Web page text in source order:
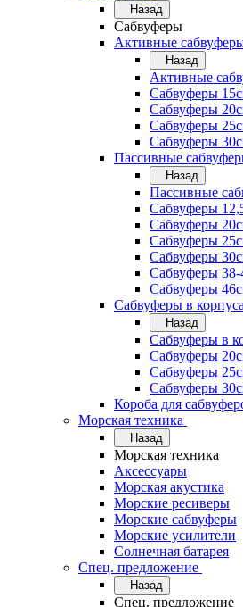
Назад
Сабвуферы
Активные
Назад
Активные
Сабвуферы
Сабвуферы
Сабвуферы
Сабвуферы
Пассивные
Назад
Пассивные
Сабвуферы
Сабвуферы
Сабвуферы
Сабвуферы
Сабвуферы
Сабвуферы
Сабвуферы в
Назад
Сабвуферы в
Сабвуферы
Сабвуферы
Сабвуферы
Короба для
Морская техника
Назад
Морская техника
Аксессуары
Морская акустика
Морские ресиверы
Морские сабвуферы
Морские усилители
Солнечная батарея
Спец. предложение
Назад
Спец. предложение